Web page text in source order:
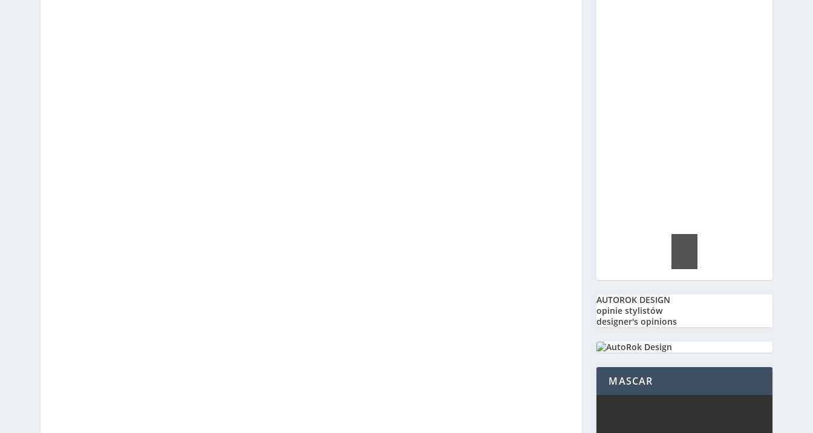
AUTOROK DESIGN
opinie stylistów
designer's opinions
MASCAR